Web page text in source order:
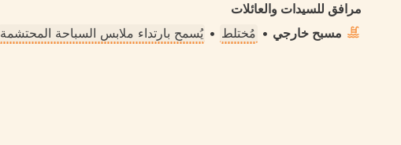
مرافق للسيدات والعائلات
مسبح خارجي • مُختلط • يُسمح بارتداء ملابس السباحة المحتشمة